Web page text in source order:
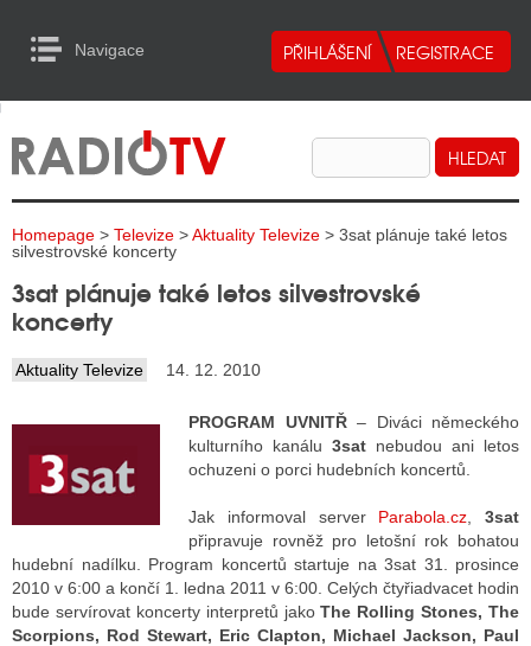
Navigace
RADIA
TELEVIZE
INTERNET
TISK
RADIA
RÁDIÍ
RÁDIÍ
TELEVIZE
to Content
Homepage > Televize >Aktuality Televize > 3sat plánuje také letos
silvestrovské koncerty
3sat plánuje také letos silvestrovské
koncerty
Aktuality Televize 14. 12. 2010
PROGRAM UVNITŘ– Diváci německého
kulturního kanálu 3sat nebudou ani letos
ochuzeni o porci hudebních koncertů.
Jak informoval server Parabola.cz
3sat
připravuje rovněž pro letošní rok bohatou
hudební nadílku. Program koncertů startuje na 3sat 31. prosince
2010 v 6:00 a končí 1. ledna 2011 v 6:00. Celých čtyřiadvacet hodin
bude servírovat koncerty interpretů jakoThe Rolling Stones, The
Scorpions, Rod Stewart, Eric Clapton, Michael Jackson, Paul